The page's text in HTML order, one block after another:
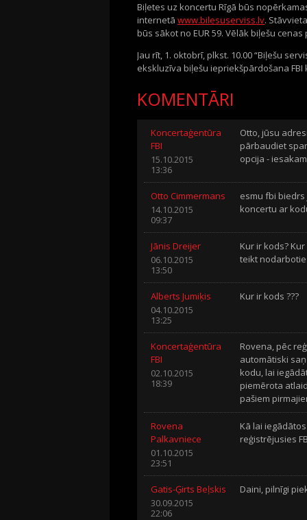
Biļetes uz koncertu Rīgā būs
internetā www.bilesuserviss.lv.
būs sākot no EUR 59. Vēlāk biļešu cenas
Jau rīt, 1. oktobrī, plkst. 10.00 “Biļešu
ekskluzīva biļešu iepriekšpārdošana
KOMENTĀRI
Koncertaģentūra
FBI
15.10.2015
13:36
Otto, jūsu
pārbaudiet
opcija -
Otto Cimmermans
14.10.2015
09:37
esmu fbi
koncertu ar
Jānis Dreijer
06.10.2015
13:50
Kur ir kods?
teikt
Alberts Jumiķis
04.10.2015
13:25
Kur ir kods ???
Koncertaģentūra
FBI
02.10.2015
18:39
Rovena, pēc
automātiski
kodu, lai
piemērota
pašiem
Rovena
Palkavniece
01.10.2015
23:51
Kā lai
reģistrējusies
Gatis-Ģirts Beļskis
30.09.2015
22:06
Daini, pilnīgi